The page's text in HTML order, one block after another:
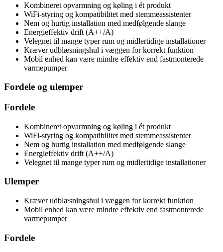
Kombineret opvarmning og køling i ét produkt
WiFi-styring og kompatibilitet med stemmeassistenter
Nem og hurtig installation med medfølgende slange
Energieffektiv drift (A++/A)
Velegnet til mange typer rum og midlertidige installationer
Kræver udblæsningshul i væggen for korrekt funktion
Mobil enhed kan være mindre effektiv end fastmonterede
varmepumper
Fordele og ulemper
Fordele
Kombineret opvarmning og køling i ét produkt
WiFi-styring og kompatibilitet med stemmeassistenter
Nem og hurtig installation med medfølgende slange
Energieffektiv drift (A++/A)
Velegnet til mange typer rum og midlertidige installationer
Ulemper
Kræver udblæsningshul i væggen for korrekt funktion
Mobil enhed kan være mindre effektiv end fastmonterede
varmepumper
Fordele